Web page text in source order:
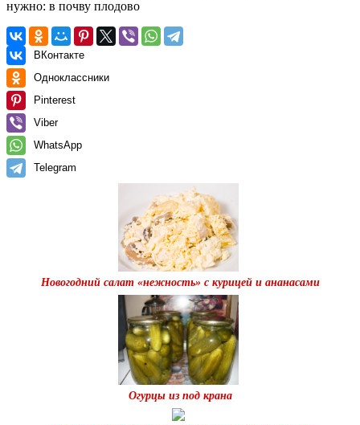
нужно: в почву плодово
ВКонтакте
Одноклассники
Pinterest
Viber
WhatsApp
Telegram
Новогодний салат «нежность» с курицей и ананасами
Огурцы из под крана